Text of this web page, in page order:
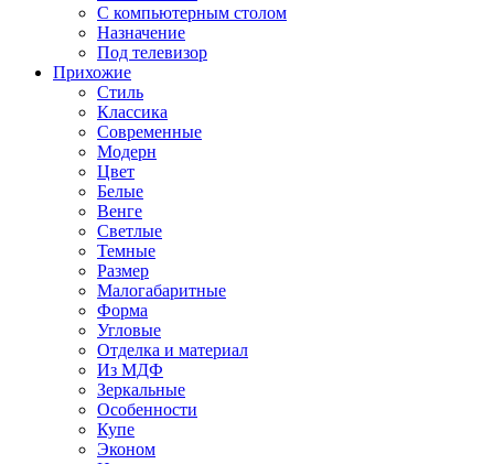
С компьютерным столом
Назначение
Под телевизор
Прихожие
Стиль
Классика
Современные
Модерн
Цвет
Белые
Венге
Светлые
Темные
Размер
Малогабаритные
Форма
Угловые
Отделка и материал
Из МДФ
Зеркальные
Особенности
Купе
Эконом